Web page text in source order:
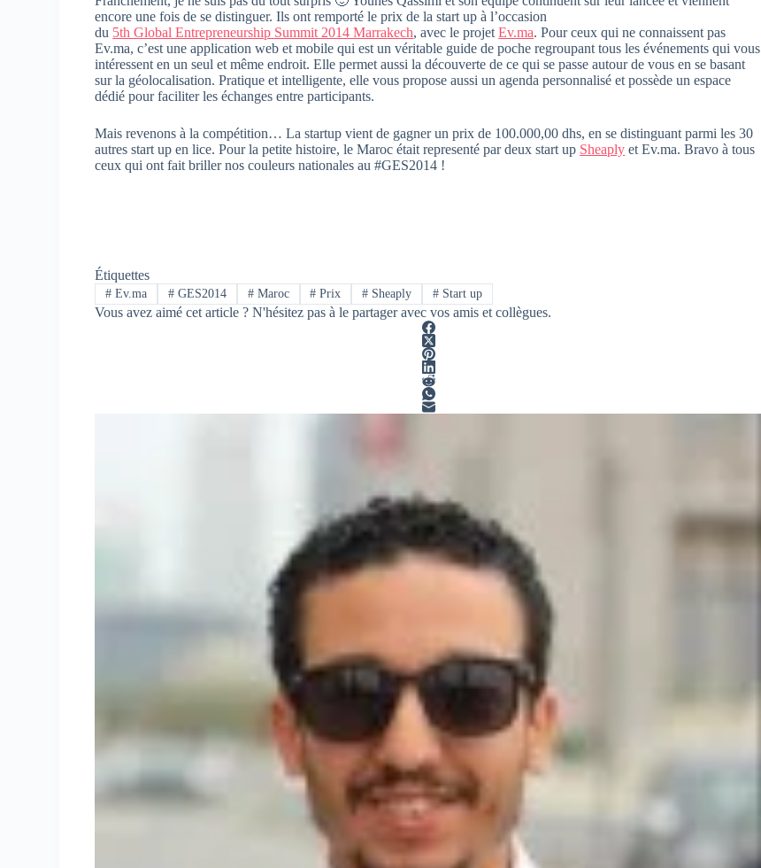
encore une fois de se distinguer. Ils ont remporté le prix de la start up à l’occasion
du 5th Global Entrepreneurship Summit 2014 Marrakech, avec le projetEv.ma. Pour ceux qui ne connaissent pas
Ev.ma, c’est une application web et mobile qui est un véritable guide de poche regroupant tous les événements qui vous
intéressent en un seul et même endroit. Elle permet aussi la découverte de ce qui se passe autour de vous en se basant
sur la géolocalisation. Pratique et intelligente, elle vous propose aussi un agenda personnalisé et possède un espace
dédié pour faciliter les échanges entre participants.
Mais revenons à la compétition… La startup vient de gagner un prix de 100.000,00 dhs, en se distinguant parmi les 30
autres start up en lice. Pour la petite histoire, le Maroc était representé par deux start up Sheaply et Ev.ma. Bravo à tous
ceux qui ont fait briller nos couleurs nationales au #GES2014 !
Étiquettes
# Ev.ma #GES2014 #Maroc # Prix # Sheaply # Start up
Vous avez aimé cet article ? N'hésitez pas à le partager avec vos amis et collègues.